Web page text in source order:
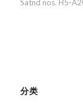
Satnd nos. H5-
分类